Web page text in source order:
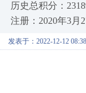
历史总积分：
注册：2020年3月
发表于：2022-12-12